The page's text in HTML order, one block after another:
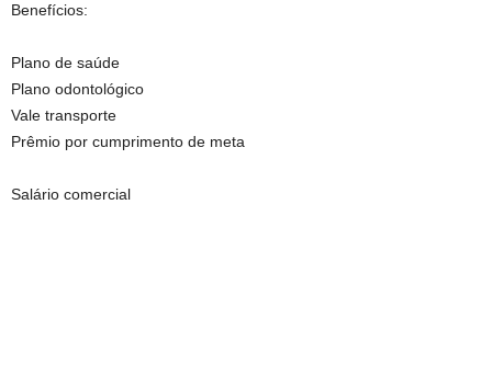
Benefícios:
Plano de saúde
Plano odontológico
Vale transporte
Prêmio por cumprimento de meta
Salário comercial